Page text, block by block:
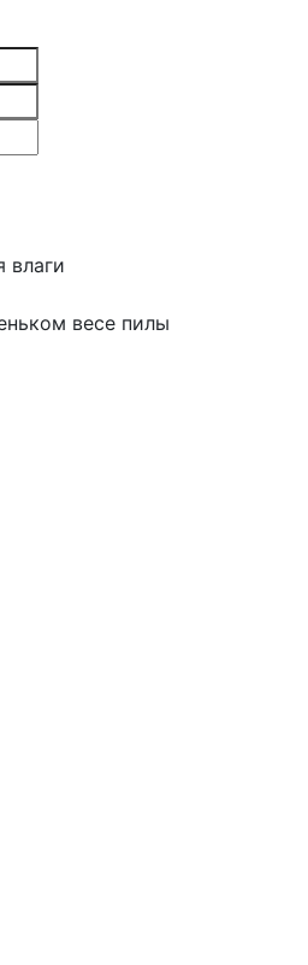
влаги
весе пилы